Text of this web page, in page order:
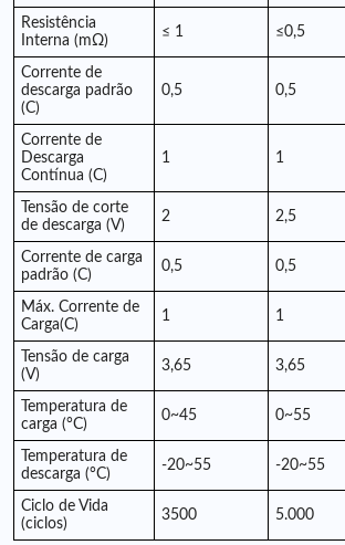
Resistência
Interna (mΩ)
≤ 1 ≤0,5
Corrente de
descarga padrão
(C)
0,5 0,5
Corrente de
Descarga
Contínua (C)
1 1
Tensão de corte
de descarga (V)
2 2,5
Corrente de carga
padrão (C)
0,5 0,5
Máx. Corrente de
Carga(C)
1 1
Tensão de carga
(V)
3,65 3,65
Temperatura de
carga (°C)
0~45 0~55
Temperatura de
descarga (°C)
-20~55 -20~55
Ciclo de Vida
(ciclos)
3500 5.000